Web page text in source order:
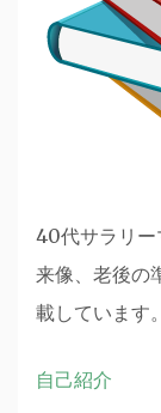
40代サラリー
来像、老後の
載しています。
自己紹介